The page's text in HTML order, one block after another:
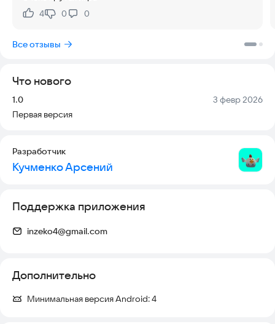
Нравится:
4Не нравится:
0 0
Все отзывы
Что нового
Версия:
1.0 Дата:
3 февр 2026
Первая версия
Разработчик
Кучменко Арсений
Поддержка приложения
inzeko4@gmail.com
Дополнительно
Минимальная версия Android:4